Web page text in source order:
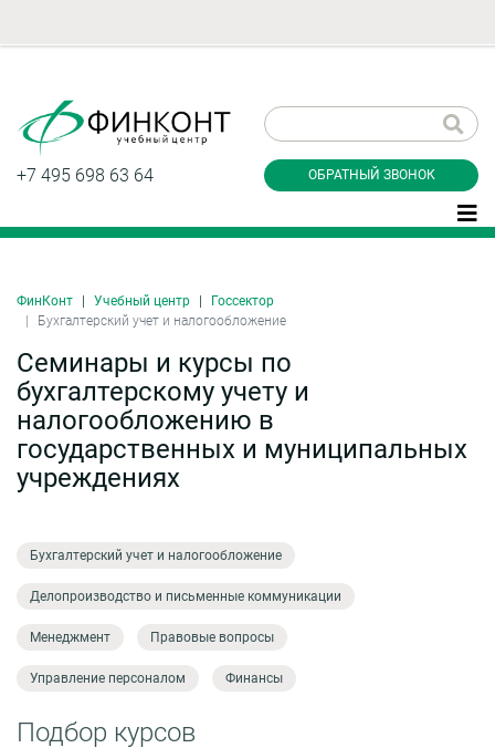
+7 495 698 63 64 ОБРАТНЫЙ ЗВОНОК
ФинКонт Учебный центр
Госсектор
Бухгалтерский учет и налогообложение
Семинары и курсы по
бухгалтерскому учету и
налогообложению в
государственных и муниципальных
учреждениях
Бухгалтерский учет и налогообложение
Делопроизводство и письменные коммуникации
Менеджмент Правовые вопросы
Управление персоналом Финансы
Подбор курсов
звонок
Даю согласие на обработку персональных
данные и соглашаюсь с
конфиденциальности
Заказать